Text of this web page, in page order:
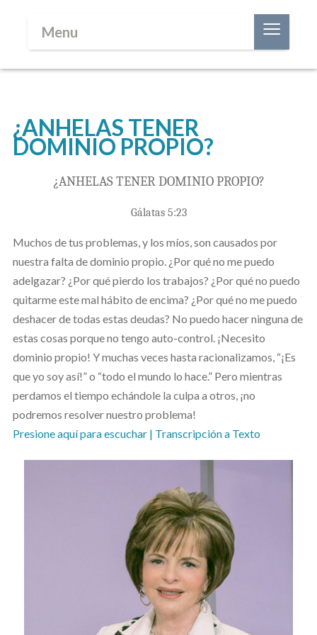
Menu ≡
¿ANHELAS TENER
DOMINIO PROPIO?
¿ANHELAS TENER DOMINIO PROPIO?
Gálatas 5:23
Muchos de tus problemas, y los míos, son causados por
nuestra falta de dominio propio. ¿Por qué no me puedo
adelgazar? ¿Por qué pierdo los trabajos? ¿Por qué no puedo
quitarme este mal hábito de encima? ¿Por qué no me puedo
deshacer de todas estas deudas? No puedo hacer ninguna de
estas cosas porque no tengo auto-control. ¡Necesito
dominio propio! Y muchas veces hasta racionalizamos, “¡Es
que yo soy así!” o “todo el mundo lo hace.” Pero mientras
perdamos el tiempo echándole la culpa a otros, ¡no
podremos resolver nuestro problema!
Presione aquí para escuchar | Transcripción a Texto